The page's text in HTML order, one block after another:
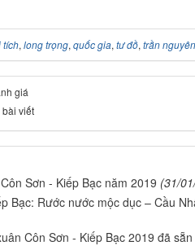
tích, long trọng, quốc gia, tư đồ, trần
giá
viết
Sơn - Kiếp Bạc năm 2019 (31/
Bạc: Rước nước mộc dục – Cầu
Côn Sơn - Kiếp Bạc 2019 đã